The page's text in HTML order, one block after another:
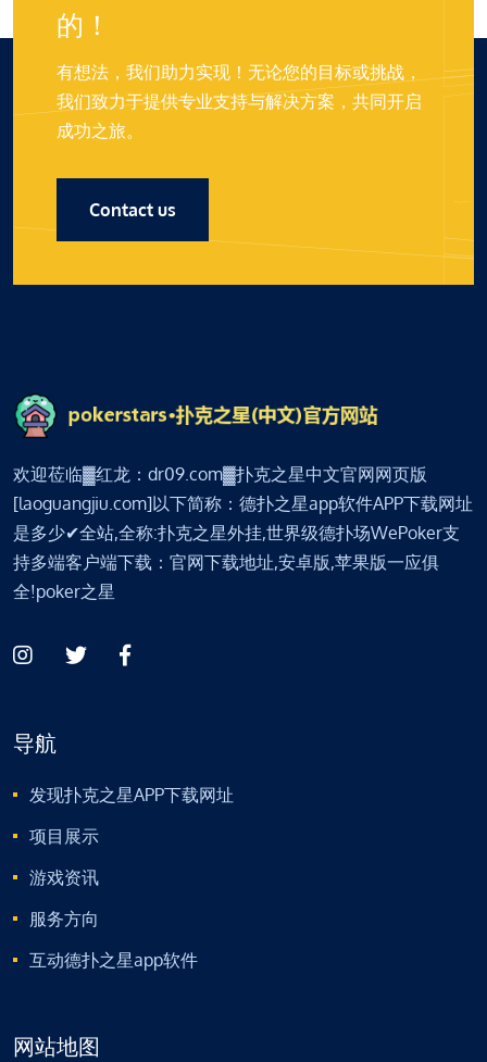
的！
有想法，我们助力实现！无论您的目标或挑战，
我们致力于提供专业支持与解决方案，共同开启
成功之旅。
Contact us
欢迎莅临▓红龙：dr09.com▓扑克之星中文官网网页版
[laoguangjiu.com]以下简称：德扑之星app软件APP下载网址
是多少✔全站,全称:扑克之星外挂,世界级德扑场WePoker支
持多端客户端下载：官网下载地址,安卓版,苹果版一应俱
全!poker之星
导航
发现扑克之星APP下载网址
项目展示
游戏资讯
服务方向
互动德扑之星app软件
网站地图